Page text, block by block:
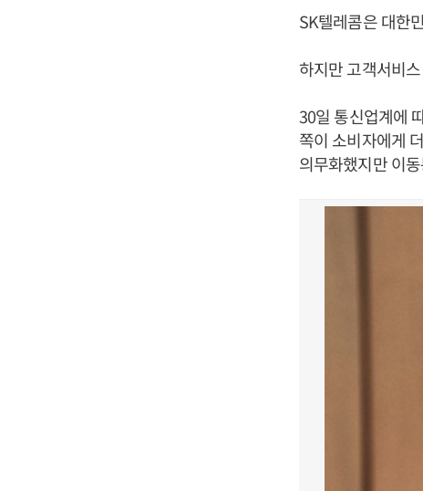
SK텔레콤은 대한
하지만 고객서비
30일 통신업계에
쪽이 소비자에게
의무화했지만 이